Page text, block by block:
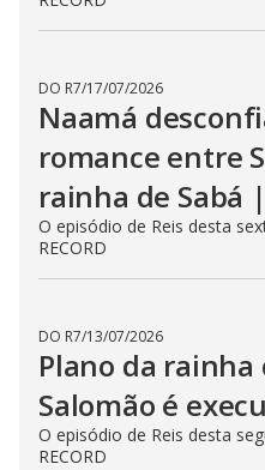
RECORD
Naamá
Salomão e o
O episódio de Reis desta
RECORD